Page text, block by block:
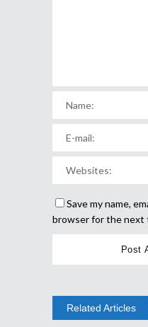
Save my name,
browser for the next
Related Articles